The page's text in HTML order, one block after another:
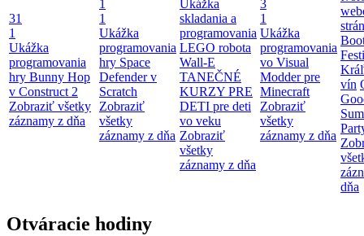
31
1
Ukážka
programovania
hry Bunny Hop
v Construct 2
Zobraziť všetky
záznamy z dňa
1
1
Ukážka
programovania
hry Space
Defender v
Scratch
Zobraziť
všetky
záznamy z dňa
Ukážka
skladania a
programovania
LEGO robota
Wall-E
TANEČNÉ
KURZY PRE
DETI pre deti
vo veku
Zobraziť
všetky
záznamy z dňa
3
1
Ukážka
programovania
vo Visual
Modder pre
Minecraft
Zobraziť
všetky
záznamy z dňa
vín
dňa
Otváracie hodiny